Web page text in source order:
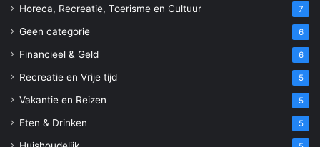
Horeca, Recreatie, Toerisme en Cultuur 7
Geen categorie 6
Financieel & Geld 6
Recreatie en Vrije tijd 5
Vakantie en Reizen 5
Eten & Drinken 5